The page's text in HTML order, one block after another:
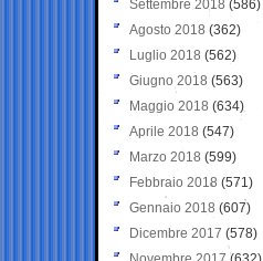
Settembre 2018 (586)
Agosto 2018 (362)
Luglio 2018 (562)
Giugno 2018 (563)
Maggio 2018 (634)
Aprile 2018 (547)
Marzo 2018 (599)
Febbraio 2018 (571)
Gennaio 2018 (607)
Dicembre 2017 (578)